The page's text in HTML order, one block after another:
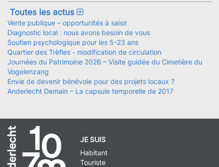
Toutes les actus
Vente publique – opportunités à saisir
Diagnostic local : nous avons besoin de vous
Soutien psychologique pour les 5-23 ans
Quartier des Trèfles - modification de circulation
Journées du Patrimoine 2026 – Visite guidée du Cimetière du
Vogelenzang
Envie de devenir bénévole pour des projets locaux ?
Anderlecht Demain – La capsule temporelle de 2017
JE SUIS
Habitant
Touriste